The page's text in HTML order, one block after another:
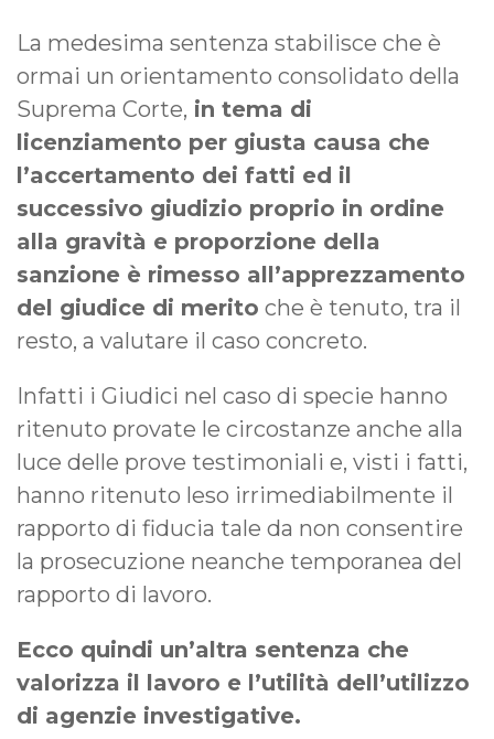
La medesima sentenza stabilisce che è
ormai un orientamento consolidato della
Suprema Corte, in tema di
licenziamento per giusta causa che
l’accertamento dei fatti ed il
successivo giudizio proprio in ordine
alla gravità e proporzione della
sanzione è rimesso all’apprezzamento
del giudice di merito che è tenuto, tra il
resto, a valutare il caso concreto.
Infatti i Giudici nel caso di specie hanno
ritenuto provate le circostanze anche alla
luce delle prove testimoniali e, visti i fatti,
hanno ritenuto leso irrimediabilmente il
rapporto di fiducia tale da non consentire
la prosecuzione neanche temporanea del
rapporto di lavoro.
Ecco quindi un’altra sentenza che
valorizza il lavoro e l’utilità dell’utilizzo
di agenzie investigative.